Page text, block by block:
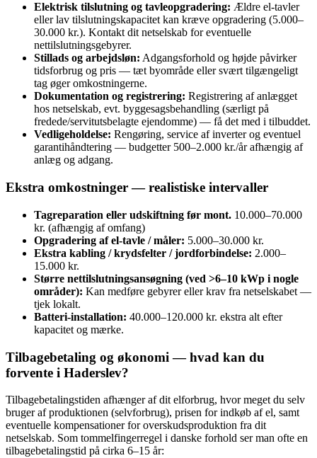
Elektrisk tilslutning og tavleopgradering: Ældre el-tavler
eller lav tilslutningskapacitet kan kræve opgradering (5.000–
30.000 kr.). Kontakt dit netselskab for eventuelle
nettilslutningsgebyrer.
Stillads og arbejdsløn: Adgangsforhold og højde påvirker
tidsforbrug og pris — tæt byområde eller svært tilgængeligt
tag øger omkostningerne.
Dokumentation og registrering: Registrering af anlægget
hos netselskab, evt. byggesagsbehandling (særligt på
fredede/servitutsbelagte ejendomme) — få det med i tilbuddet.
Vedligeholdelse: Rengøring, service af inverter og eventuel
garantihåndtering — budgetter 500–2.000 kr./år afhængig af
anlæg og adgang.
Ekstra omkostninger — realistiske intervaller
Tagreparation eller udskiftning før mont. 10.000–70.000
kr. (afhængig af omfang)
Opgradering af el‑tavle / måler: 5.000–30.000 kr.
Ekstra kabling / krydsfelter / jordforbindelse: 2.000–
15.000 kr.
Større nettilslutningsansøgning (ved >6–10 kWp i nogle
områder): Kan medføre gebyrer eller krav fra netselskabet —
tjek lokalt.
Batteri-installation: 40.000–120.000 kr. ekstra alt efter
kapacitet og mærke.
Tilbagebetaling og økonomi — hvad kan du
forvente i Haderslev?
Tilbagebetalingstiden afhænger af dit elforbrug, hvor meget du selv
bruger af produktionen (selvforbrug), prisen for indkøb af el, samt
eventuelle kompensationer for overskudsproduktion fra dit
netselskab. Som tommelfingerregel i danske forhold ser man ofte en
tilbagebetalingstid på cirka 6–15 år: